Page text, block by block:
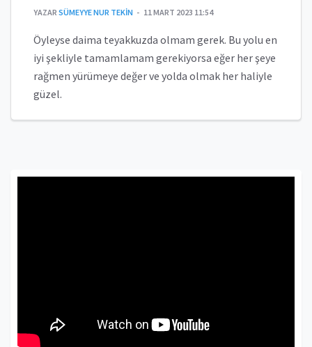
YAZAR SÜMEYYE NUR TEKIN 11 MART 2023 11:54
Öyleyse daima teyakkuzda olmam gerek. Bu yolu en
iyi şekliyle tamamlamam gerekiyorsa eğer her şeye
rağmen yürümeye değer ve yolda olmak her haliyle
güzel.